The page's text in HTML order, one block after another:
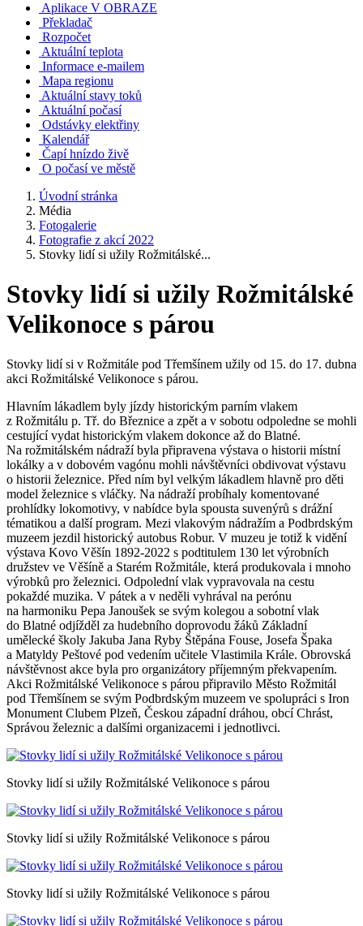
Aplikace V OBRAZE
Překladač
Rozpočet
Aktuální teplota
Informace e-mailem
Mapa regionu
Aktuální stavy toků
Aktuální počasí
Odstávky elektřiny
Kalendář
Čapí hnízdo živě
O počasí ve městě
Úvodní stránka
Média
Fotogalerie
Fotografie z akcí 2022
Stovky lidí si užily Rožmitálské...
Stovky lidí si užily Rožmitálské
Velikonoce s párou
Stovky lidí si v Rožmitále pod Třemšínem užily od 15. do 17. dubna
akci Rožmitálské Velikonoce s párou.
Hlavním lákadlem byly jízdy historickým parním vlakem
z Rožmitálu p. Tř. do Březnice a zpět a v sobotu odpoledne se mohli
cestující vydat historickým vlakem dokonce až do Blatné.
Na rožmitálském nádraží byla připravena výstava o historii místní
lokálky a v dobovém vagónu mohli návštěvníci obdivovat výstavu
o historii železnice. Před ním byl velkým lákadlem hlavně pro děti
model železnice s vláčky. Na nádraží probíhaly komentované
prohlídky lokomotivy, v nabídce byla spousta suvenýrů s drážní
tématikou a další program. Mezi vlakovým nádražím a Podbrdským
muzeem jezdil historický autobus Robur. V muzeu je totiž k vidění
výstava Kovo Věšín 1892-2022 s podtitulem 130 let výrobních
družstev ve Věšíně a Starém Rožmitále, která produkovala i mnoho
výrobků pro železnici. Odpolední vlak vypravovala na cestu
pokaždé muzika. V pátek a v neděli vyhrával na perónu
na harmoniku Pepa Janoušek se svým kolegou a sobotní vlak
do Blatné odjížděl za hudebního doprovodu žáků Základní
umělecké školy Jakuba Jana Ryby Štěpána Fouse, Josefa Špaka
a Matyldy Peštové pod vedením učitele Vlastimila Krále. Obrovská
návštěvnost akce byla pro organizátory příjemným překvapením.
Akci Rožmitálské Velikonoce s párou připravilo Město Rožmitál
pod Třemšínem se svým Podbrdským muzeem ve spolupráci s Iron
Monument Clubem Plzeň, Českou západní dráhou, obcí Chrást,
Správou železnic a dalšími organizacemi i jednotlivci.
Stovky lidí si užily Rožmitálské Velikonoce s párou
Stovky lidí si užily Rožmitálské Velikonoce s párou
Stovky lidí si užily Rožmitálské Velikonoce s párou